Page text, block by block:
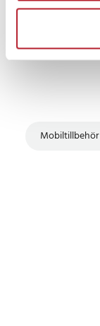
Mobiltillbehör